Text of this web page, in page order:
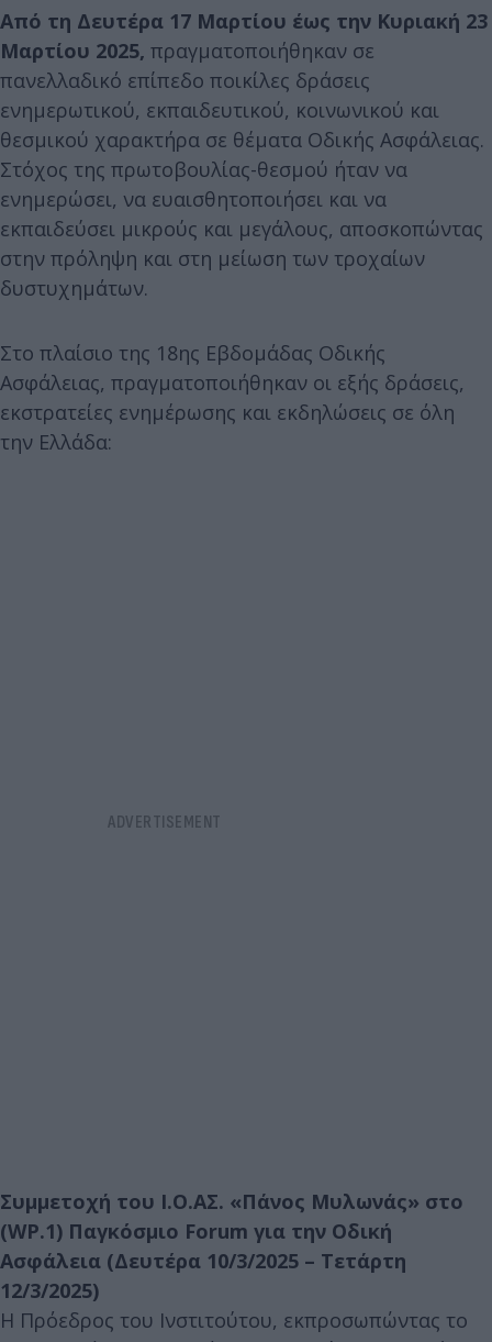
Από τη Δευτέρα 17 Μαρτίου έως την Κυριακή 23
Μαρτίου 2025, πραγματοποιήθηκαν σε
πανελλαδικό επίπεδο ποικίλες δράσεις
ενημερωτικού, εκπαιδευτικού, κοινωνικού και
θεσμικού χαρακτήρα σε θέματα Οδικής Ασφάλειας.
Στόχος της πρωτοβουλίας-θεσμού ήταν να
ενημερώσει, να ευαισθητοποιήσει και να
εκπαιδεύσει μικρούς και μεγάλους, αποσκοπώντας
στην πρόληψη και στη μείωση των τροχαίων
δυστυχημάτων.
Στο πλαίσιο της 18ης Εβδομάδας Οδικής
Ασφάλειας, πραγματοποιήθηκαν οι εξής δράσεις,
εκστρατείες ενημέρωσης και εκδηλώσεις σε όλη
την Ελλάδα:
Συμμετοχή του Ι.Ο.ΑΣ. «Πάνος Μυλωνάς» στο
(WP.1) Παγκόσμιο Forum για την Οδική
Ασφάλεια (Δευτέρα 10/3/2025 – Τετάρτη
12/3/2025)
Η Πρόεδρος του Ινστιτούτου, εκπροσωπώντας το